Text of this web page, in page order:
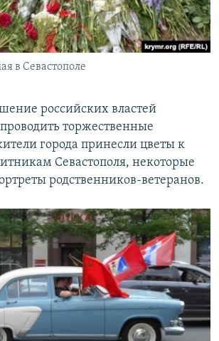
в Севастополе
российских властей
торжественные
города принесли цветы к
Севастополя, некоторые
родственников-ветеранов.